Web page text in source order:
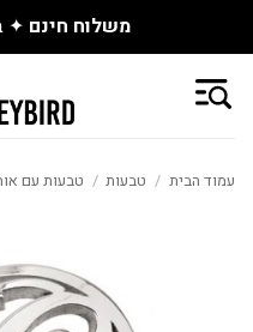
משלוח
עמוד הבית / טבעות / טבעות עם